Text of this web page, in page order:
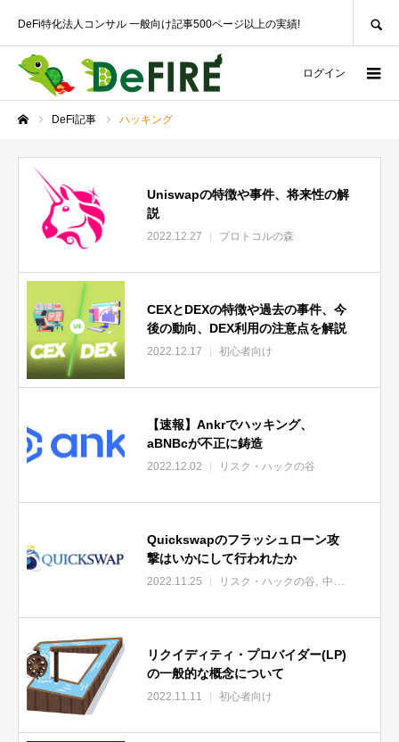
DeFi特化法人コンサル 一般向け記事500ページ以上の実績!
ログイン
DeFi記事 ハッキング
Uniswapの特徴や事件、将来性の解
説
2022.12.27 プロトコルの森
CEXとDEXの特徴や過去の事件、今
後の動向、DEX利用の注意点を解説
2022.12.17 初心者向け
【速報】Ankrでハッキング、
aBNBcが不正に鋳造
2022.12.02 リスク・ハックの谷
Quickswapのフラッシュローン攻
撃はいかにして行われたか
2022.11.25 リスク・ハックの谷 中・上級者向け
リクイディティ・プロバイダー(LP)
の一般的な概念について
2022.11.11 初心者向け